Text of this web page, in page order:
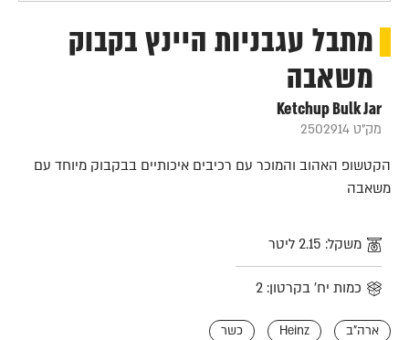
מתבל עגבניות היינץ בקבוק
משאבה
Ketchup Bulk Jar
מק"ט 2502914
הקטשופ האהוב והמוכר עם רכיבים איכותיים בבקבוק מיוחד עם
משאבה
משקל: 2.15 ליטר
כמות יח' בקרטון: 2
ארה"ב Heinz כשר